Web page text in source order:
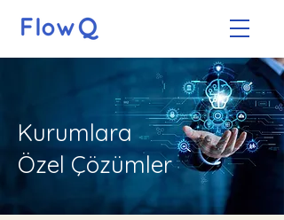
Kurumlara
Özel Çözümler